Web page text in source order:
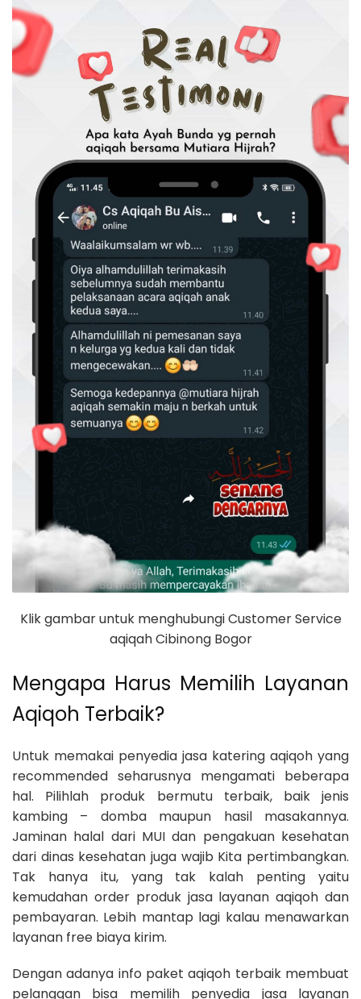
Klik gambar untuk menghubungi Customer Service
aqiqah Cibinong Bogor
Mengapa Harus Memilih Layanan
Aqiqoh Terbaik?
Untuk memakai penyedia jasa katering aqiqoh yang
recommended seharusnya mengamati beberapa
hal. Pilihlah produk bermutu terbaik, baik jenis
kambing – domba maupun hasil masakannya.
Jaminan halal dari MUI dan pengakuan kesehatan
dari dinas kesehatan juga wajib Kita pertimbangkan.
Tak hanya itu, yang tak kalah penting yaitu
kemudahan order produk jasa layanan aqiqoh dan
pembayaran. Lebih mantap lagi kalau menawarkan
layanan free biaya kirim.
Dengan adanya info paket aqiqoh terbaik membuat
pelanggan bisa memilih penyedia jasa layanan